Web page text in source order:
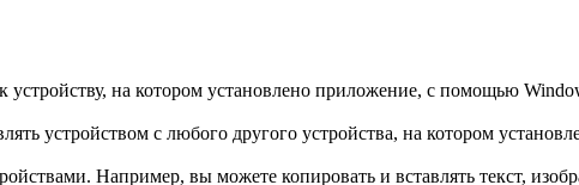
на котором установлено приложение, с помощью
устройством с любого другого устройства, на котором
Например, вы можете копировать и вставлять текст,